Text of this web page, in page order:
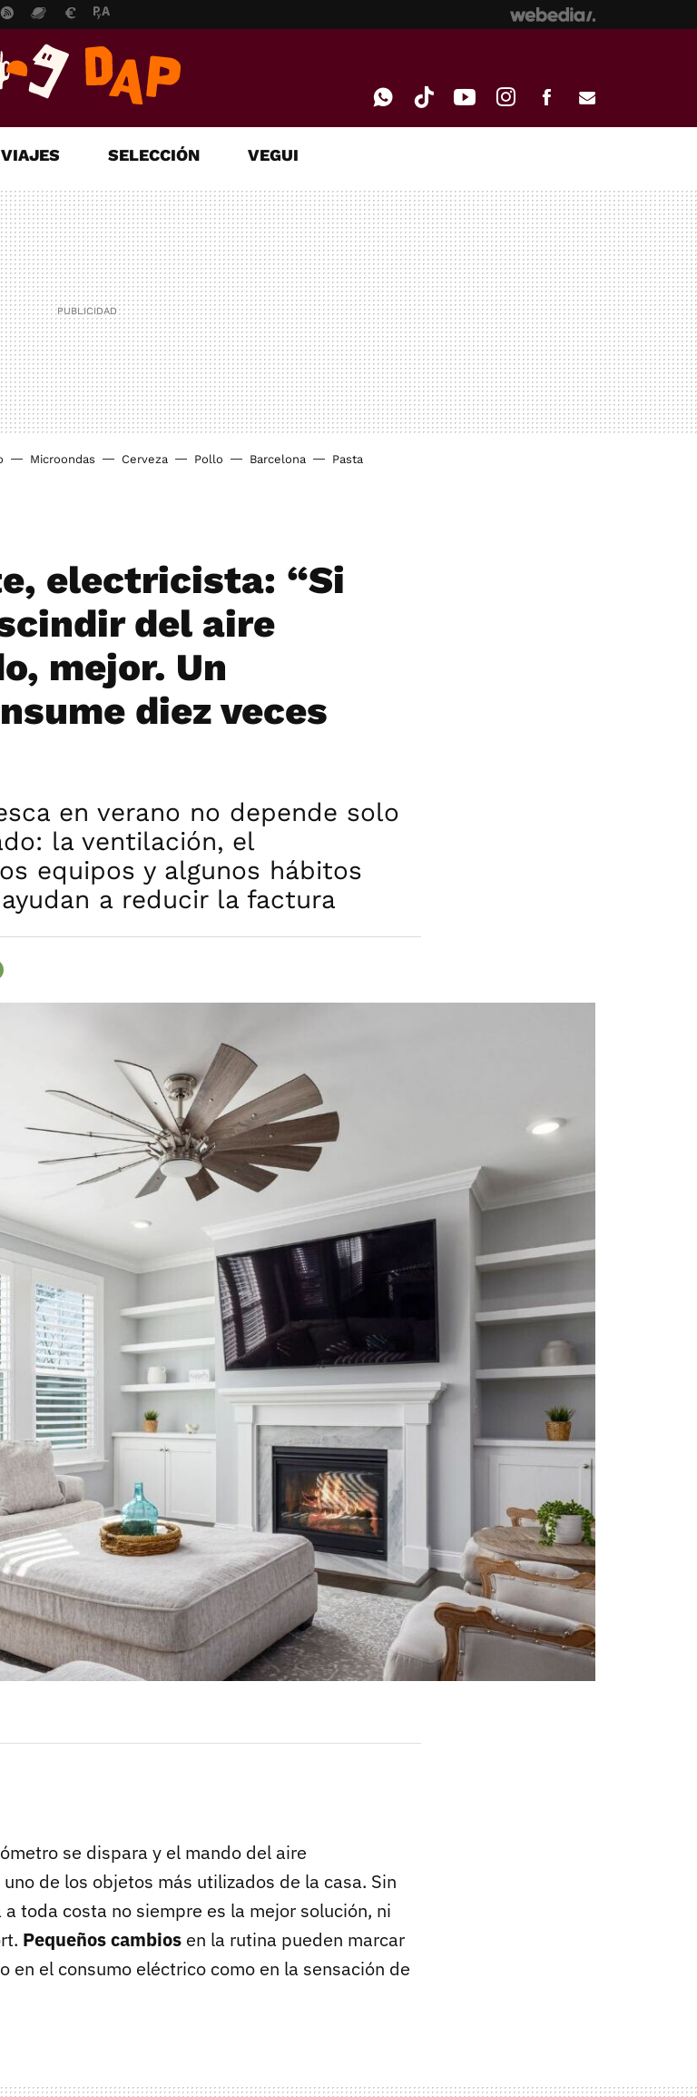
MAIL
VIAJES SELECCIÓN VEGUI
Microondas Cerveza Pollo Barcelona Pasta
electricista: “Si
del aire
mejor. Un
diez veces
en verano no depende solo
la ventilación, el
equipos y algunos hábitos
a reducir la factura
se dispara y el mando del aire
de los objetos más utilizados de la casa. Sin
toda costa no siempre es la mejor solución, ni
Pequeños cambios en la rutina pueden marcar
en el consumo eléctrico como en la sensación de